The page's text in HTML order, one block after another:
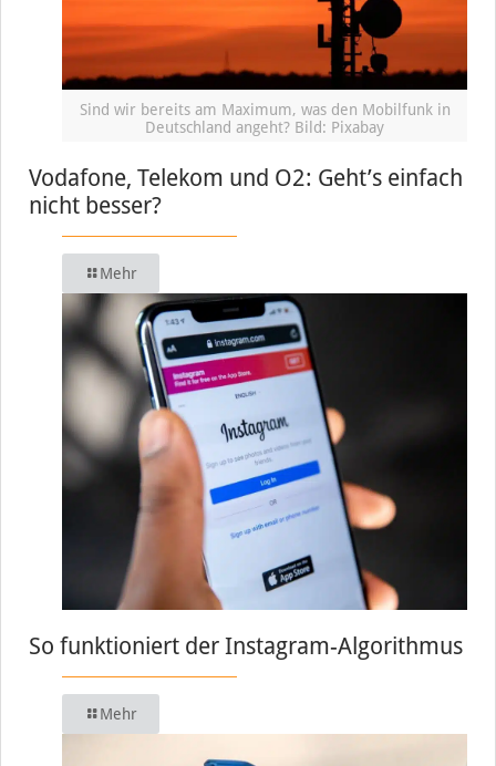
Sind wir bereits am Maximum, was den Mobilfunk in
Deutschland angeht? Bild: Pixabay
Vodafone, Telekom und O2: Geht’s einfach
nicht besser?
Mehr
So funktioniert der Instagram-Algorithmus
Mehr